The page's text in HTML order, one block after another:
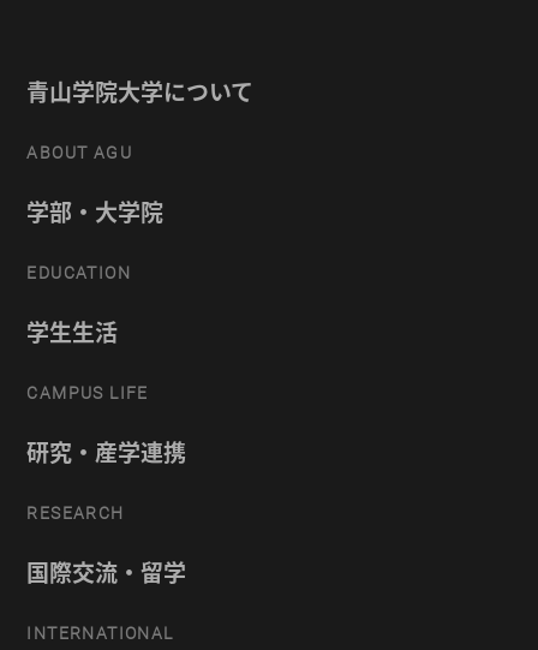
青山学院大学について
ABOUT AGU
学部・大学院
EDUCATION
学生生活
CAMPUS LIFE
研究・産学連携
RESEARCH
国際交流・留学
INTERNATIONAL